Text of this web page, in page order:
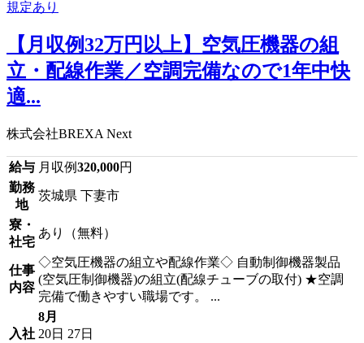
【月収例32万円以上】空気圧機器の組
立・配線作業／空調完備なので1年中快
適...
株式会社BREXA Next
給与 月収例320,000円
勤務
地
茨城県 下妻市
寮・
社宅
あり（無料）
仕事
内容
◇空気圧機器の組立や配線作業◇ 自動制御機器製品
(空気圧制御機器)の組立(配線チューブの取付) ★空調
完備で働きやすい職場です。 ...
入社
8月
20日 27日